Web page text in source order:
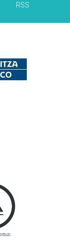
RSS